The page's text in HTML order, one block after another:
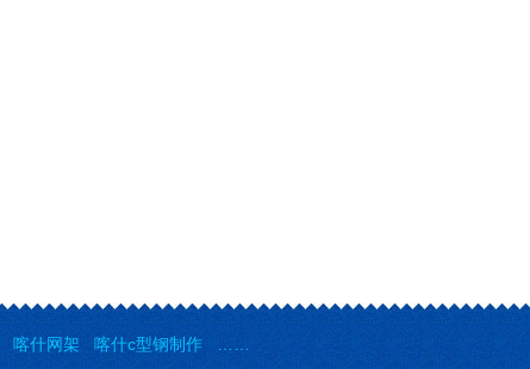
喀什网架 喀什c型钢制作